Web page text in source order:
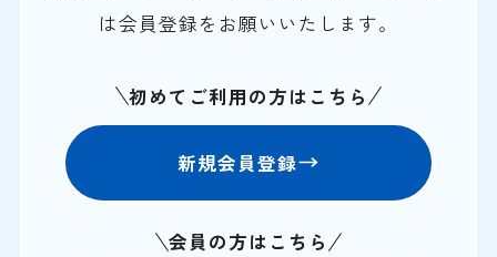
は会員登録をお願いいたします。
初めてご利用の方はこちら
新規会員登録
会員の方はこちら